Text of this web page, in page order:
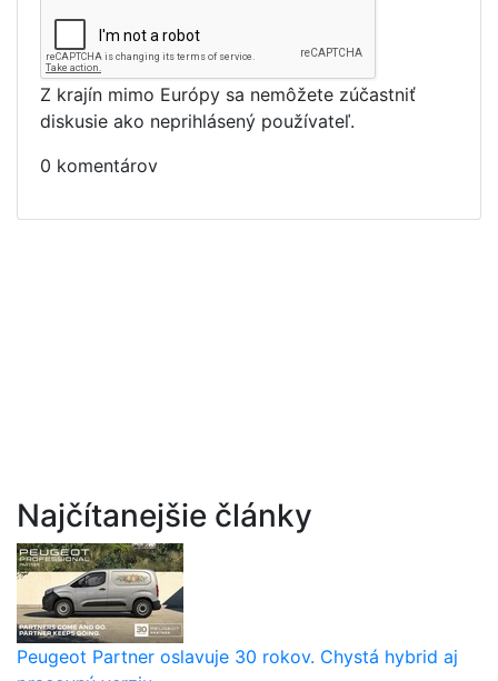
Z krajín mimo Európy sa nemôžete zúčastniť
diskusie ako neprihlásený používateľ.
0 komentárov
Najčítanejšie články
Peugeot Partner oslavuje 30 rokov. Chystá hybrid aj